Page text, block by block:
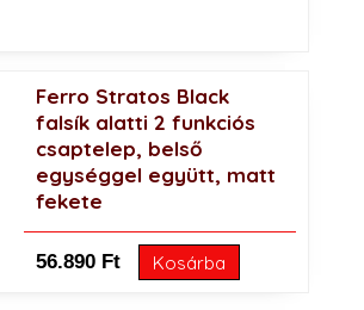
Ferro Stratos Black
falsík alatti 2 funkciós
csaptelep, belső
egységgel együtt, matt
fekete
56.890 Ft Kosárba